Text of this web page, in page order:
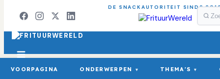
DE SNACKAUTORITEIT SINDS
VOORPAGINA ONDERWERPEN ▾ THEMA'S ▾